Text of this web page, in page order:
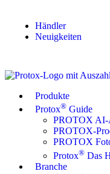
Händler
Neuigkeiten
Produkte
Protox® Guide
PROTOX AI-
PROTOX-
PROTOX
Protox® Das
Branche